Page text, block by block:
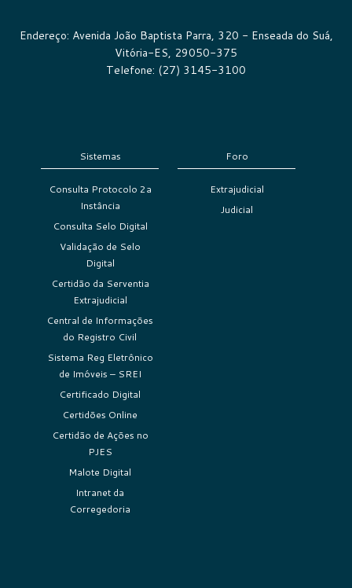
Endereço: Avenida João Baptista Parra, 320 - Enseada do Suá,
Vitória-ES, 29050-375
Telefone: (27) 3145-3100
Sistemas
Consulta Protocolo 2a
Instância
Consulta Selo Digital
Validação de Selo
Digital
Certidão da Serventia
Extrajudicial
Central de Informações
do Registro Civil
Sistema Reg Eletrônico
de Imóveis – SREI
Certificado Digital
Certidões Online
Certidão de Ações no
PJES
Malote Digital
Intranet da
Corregedoria
Foro
Extrajudicial
Judicial